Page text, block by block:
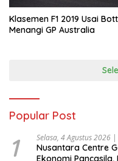
Klasemen F1 2019 Usai
Menangi GP Australia
Popular Post
1 Selasa, 4 Agustus 2026
Nusantara Centre
Ekonomi